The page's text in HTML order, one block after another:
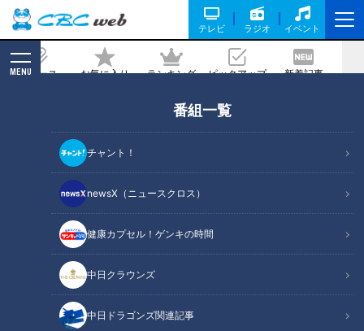
テレビ ラジオ イベント
ニュース お気に入り ランキング ピックアップ 新着記事
MENU
番組一覧
チャント！
newsX（ニュースクロス）
健康カプセル！ゲンキの時間
中日クラウンズ
中日ドラゴンズ関連記事
＆豪華お値打ちランチを満喫！絶品ハラ
ペーニョグルメ＆新しい産直市場も
2023/03/28 17:20